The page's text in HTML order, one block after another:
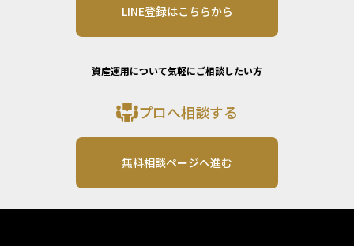
LINE登録はこちらから
資産運用について気軽にご相談したい方
プロへ相談する
無料相談ページへ進む